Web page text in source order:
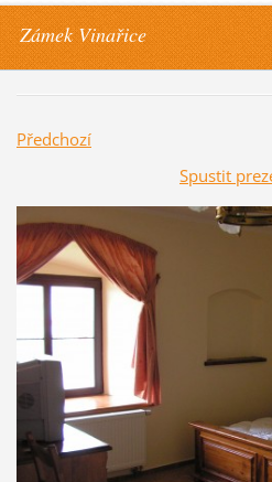
Zámek Vinařice
Předchozí
Spustit